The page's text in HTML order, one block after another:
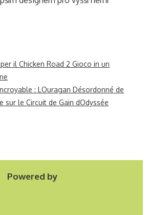
il Chicken Road 2 Gioco in un
: LOuragan Désordonné de
sur le Circuit de Gain dOdyssée
Powered by